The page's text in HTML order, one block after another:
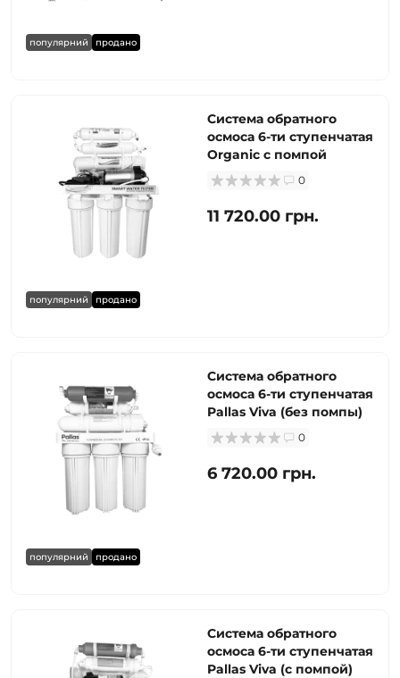
популярний продано
популярний продано
Система обратного
осмоса 6-ти ступенчатая
Organic с помпой
0
11 720.00 грн.
популярний продано
Система обратного
осмоса 6-ти ступенчатая
Pallas Viva (без помпы)
0
6 720.00 грн.
Система обратного
осмоса 6-ти ступенчатая
Pallas Viva (с помпой)